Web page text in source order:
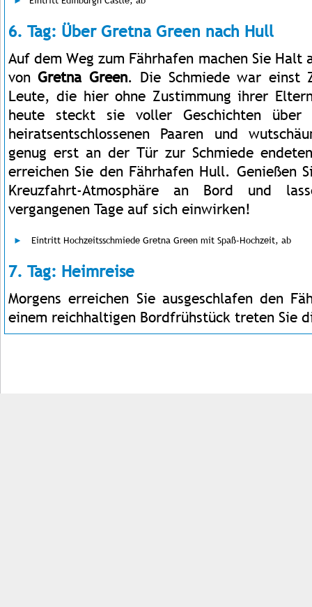
6. Tag: Über Gretna Green nach Hull
Auf dem Weg zum Fährhafen machen Sie Halt
vonGretna Green. Die Schmiede war einst
Leute, die hier ohne Zustimmung ihrer
heute steckt sie voller Geschichten über
heiratsentschlossenen Paaren und
genug erst an der Tür zur Schmiede
erreichen Sie den Fährhafen Hull. Genießen
Kreuzfahrt-Atmosphäre an Bord und
vergangenen Tage auf sich einwirken!
Eintritt Hochzeitsschmiede Gretna Green mit Spaß-Hochzeit, ab
7. Tag: Heimreise
Morgens erreichen Sie ausgeschlafen den
einem reichhaltigen Bordfrühstück treten Sie